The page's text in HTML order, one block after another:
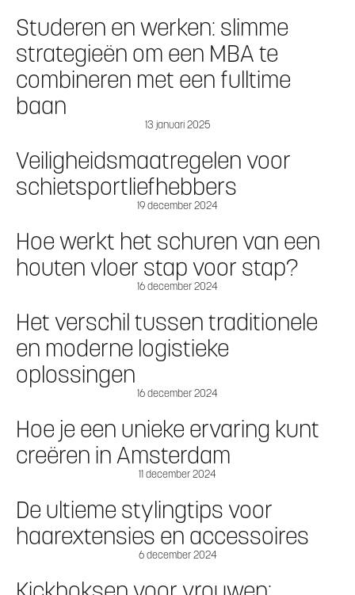
Studeren en werken: slimme
strategieën om een MBA te
combineren met een fulltime
baan
13 januari 2025
Veiligheidsmaatregelen voor
schietsportliefhebbers
19 december 2024
Hoe werkt het schuren van een
houten vloer stap voor stap?
16 december 2024
Het verschil tussen traditionele
en moderne logistieke
oplossingen
16 december 2024
Hoe je een unieke ervaring kunt
creëren in Amsterdam
11 december 2024
De ultieme stylingtips voor
haarextensies en accessoires
6 december 2024